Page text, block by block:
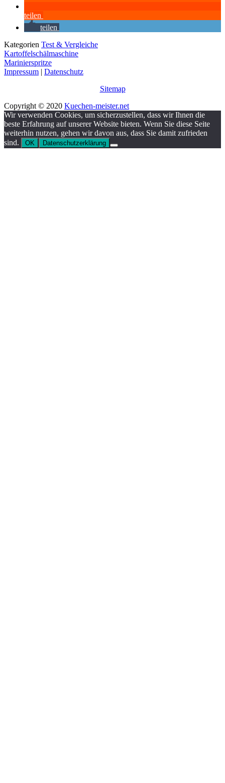
teilen
teilen
Kategorien Test & Vergleiche
Kartoffelschälmaschine
Marinierspritze
Impressum | Datenschutz
Sitemap
Copyright © 2020 Kuechen-meister.net
Wir verwenden Cookies, um sicherzustellen, dass wir Ihnen die
beste Erfahrung auf unserer Website bieten. Wenn Sie diese Seite
weiterhin nutzen, gehen wir davon aus, dass Sie damit zufrieden
sind.
OK Datenschutzerklärung